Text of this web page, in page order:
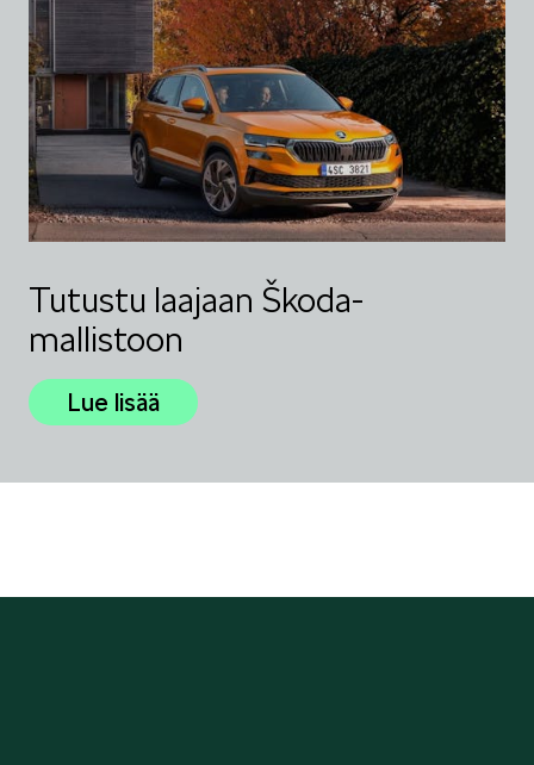
Tutustu laajaan Škoda-
mallistoon
Lue lisää